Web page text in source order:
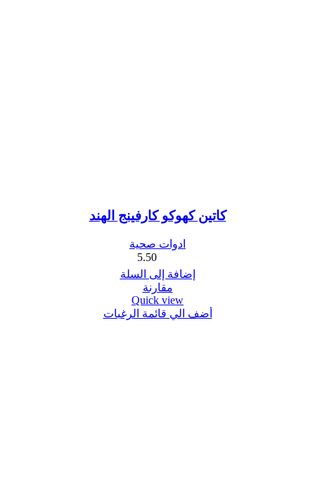
كاتين كهوكو كارفينج الهند
ادوات صحية
5.50
إضافة إلى السلة
مقارنة
Quick view
أضف الي قائمة الرغبات